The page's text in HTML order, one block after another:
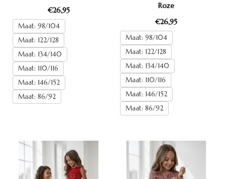
€26,95
Maat: 98/104
Maat: 122/128
Maat: 134/140
Maat: 110/116
Maat: 146/152
Maat: 86/92
Roze
€26,95
Maat: 98/104
Maat: 122/128
Maat: 134/140
Maat: 110/116
Maat: 146/152
Maat: 86/92